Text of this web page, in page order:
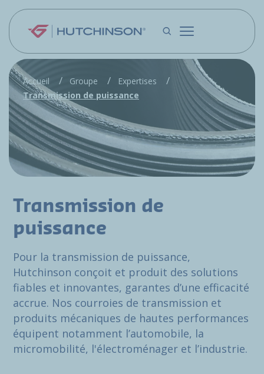
Aller au contenu principal
Accueil Groupe
Expertises
Transmission de puissance
Transmission de
puissance
Pour la transmission de puissance,
Hutchinson conçoit et produit des solutions
fiables et innovantes, garantes d’une efficacité
accrue. Nos courroies de transmission et
produits mécaniques de hautes performances
équipent notamment l’automobile, la
micromobilité, l'électroménager et l’industrie.